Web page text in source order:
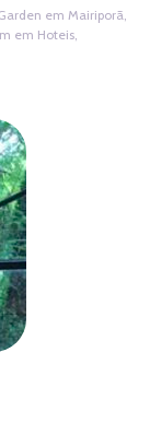
em Mairiporã,
em Hoteis,